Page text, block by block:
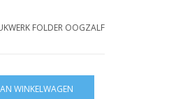
FOLDER OOGZALF
WINKELWAGEN